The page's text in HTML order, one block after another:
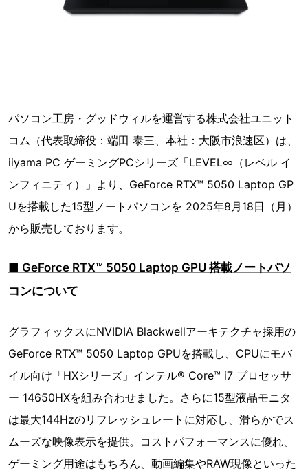
パソコン工房・グッドウィルを運営する株式会社ユニット
コム（代表取締役：端田 泰三、本社：大阪市浪速区）は、
iiyama PC ゲーミングPCシリーズ「LEVEL∞（レベル イ
ンフィニティ）」より、GeForce RTX™ 5050 Laptop GP
Uを搭載した15型ノートパソコンを 2025年8月18日（月）
から販売しております。
■ GeForce RTX™ 5050 Laptop GPU 搭載ノートパソ
コンについて
グラフィックスにNVIDIA Blackwellアーキテクチャ採用の
GeForce RTX™ 5050 Laptop GPUを搭載し、CPUにモバ
イル向け「HXシリーズ」インテル® Core™ i7 プロセッサ
ー 14650HXを組み合わせました。さらに15型液晶モニタ
は最大144Hzのリフレッシュレートに対応し、滑らかでス
ムーズな映像表示を提供。コストパフォーマンスに優れ、
ゲーミング用途はもちろん、動画編集やRAW現像といった